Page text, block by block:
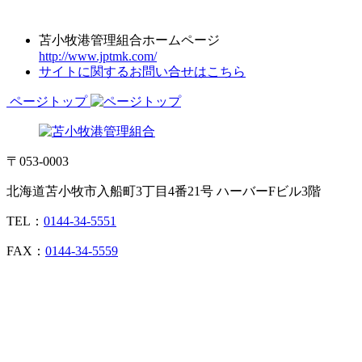
苫小牧港管理組合ホームページ
http://www.jptmk.com/
サイトに関するお問い合せはこちら
ページトップ
〒053-0003
北海道苫小牧市入船町3丁目4番21号 ハーバーFビル3階
TEL： 0144-34-5551
FAX： 0144-34-5559